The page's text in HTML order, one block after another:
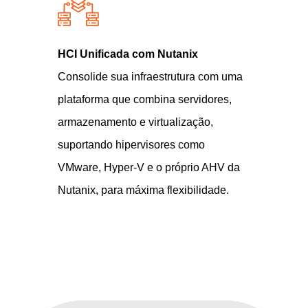
HCI Unificada com Nutanix
Consolide sua infraestrutura com uma
plataforma que combina servidores,
armazenamento e virtualização,
suportando hipervisores como
VMware, Hyper-V e o próprio AHV da
Nutanix, para máxima flexibilidade.